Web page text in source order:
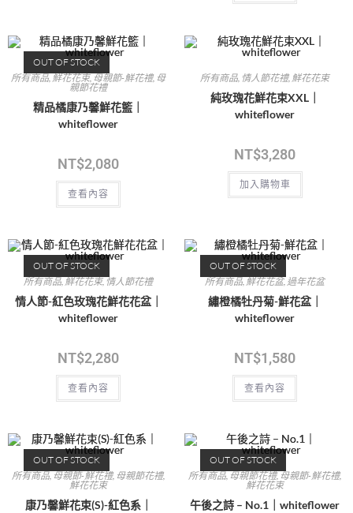
OUT OF STOCK
所有商品, 鮮花花束, 母親節-鮮花禮, 母
親節花禮
精品橘康乃馨鮮花籃｜
whiteflower
NT$2,080
查看內容
所有商品, 情人節花禮, 鮮花花束
純玫瑰花鮮花束XXL｜
whiteflower
NT$3,280
加入購物車
OUT OF STOCK
所有商品, 鮮花花束, 情人節花禮
情人節-紅色玫瑰花鮮花花盆｜
whiteflower
NT$2,280
查看內容
OUT OF STOCK
所有商品, 鮮花花盆, 過年花盆
繡橙橘牡丹菊-鮮花盆｜
whiteflower
NT$1,580
查看內容
OUT OF STOCK
所有商品, 母親節-鮮花禮, 母親節花禮,
鮮花花束
康乃馨鮮花束(S)-紅色系｜
OUT OF STOCK
所有商品, 母親節花禮, 母親節-鮮花禮,
鮮花花束
午後之詩 – No.1｜whiteflower